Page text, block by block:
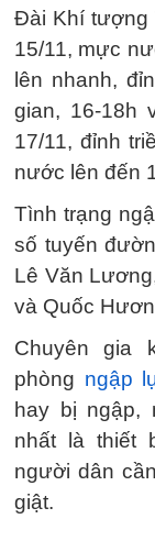
Đài Khí tượng
15/11, mực
lên nhanh,
gian, 16-18h
17/11, đỉnh
nước lên đến
Tình trạng
số tuyến
Lê Văn
và Quốc
Chuyên gia
phòng ngập
hay bị ngập,
nhất là thiết
người dân
giật.